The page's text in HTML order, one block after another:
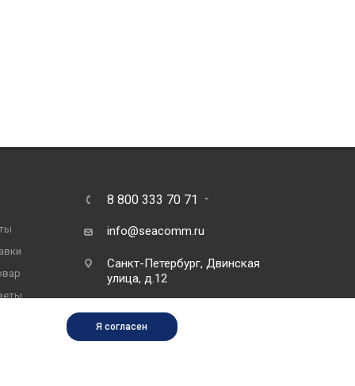
8 800 333 70 71
info@seacomm.ru
Санкт-Петербург, Двинская
улица, д.12
Я согласен